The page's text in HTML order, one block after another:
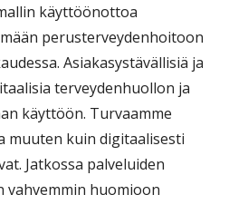
käyttöönottoa
perusterveydenhoitoon
Asiakasystävällisiä ja
terveydenhuollon ja
käyttöön. Turvaamme
muuten kuin digitaalisesti
Jatkossa palveluiden
vahvemmin huomioon